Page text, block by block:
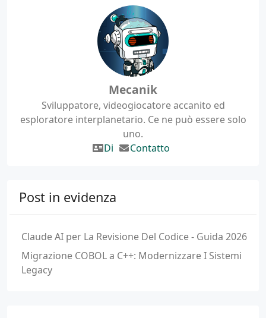
Mecanik
Sviluppatore, videogiocatore accanito ed
esploratore interplanetario. Ce ne può essere solo
uno.
Di
Contatto
Post in evidenza
Claude AI per La Revisione Del Codice - Guida 2026
Migrazione COBOL a C++: Modernizzare I Sistemi
Legacy